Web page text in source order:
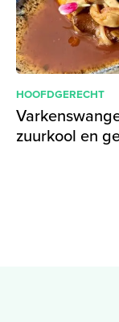
HOOFDGERECHT
zuurkool en